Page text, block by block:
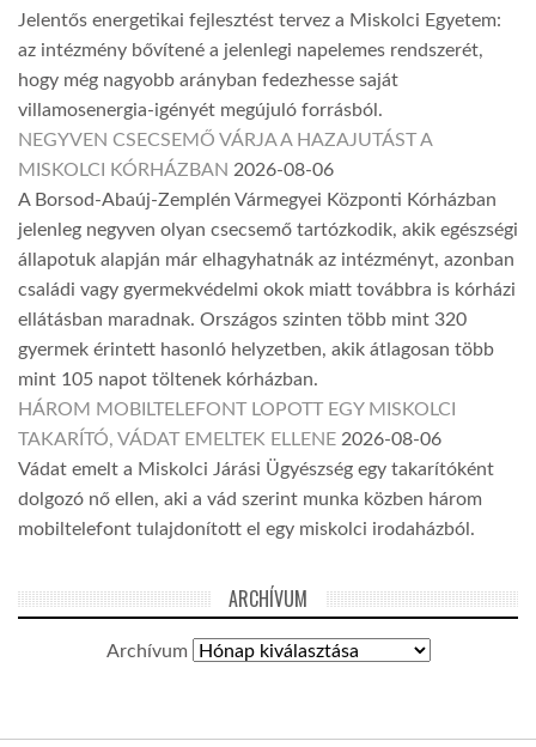
Jelentős energetikai fejlesztést tervez a Miskolci Egyetem:
az intézmény bővítené a jelenlegi napelemes rendszerét,
hogy még nagyobb arányban fedezhesse saját
villamosenergia-igényét megújuló forrásból.
NEGYVEN CSECSEMŐ VÁRJA A HAZAJUTÁST A
MISKOLCI KÓRHÁZBAN 2026-08-06
A Borsod-Abaúj-Zemplén Vármegyei Központi Kórházban
jelenleg negyven olyan csecsemő tartózkodik, akik egészségi
állapotuk alapján már elhagyhatnák az intézményt, azonban
családi vagy gyermekvédelmi okok miatt továbbra is kórházi
ellátásban maradnak. Országos szinten több mint 320
gyermek érintett hasonló helyzetben, akik átlagosan több
mint 105 napot töltenek kórházban.
HÁROM MOBILTELEFONT LOPOTT EGY MISKOLCI
TAKARÍTÓ, VÁDAT EMELTEK ELLENE 2026-08-06
Vádat emelt a Miskolci Járási Ügyészség egy takarítóként
dolgozó nő ellen, aki a vád szerint munka közben három
mobiltelefont tulajdonított el egy miskolci irodaházból.
ARCHÍVUM
Archívum